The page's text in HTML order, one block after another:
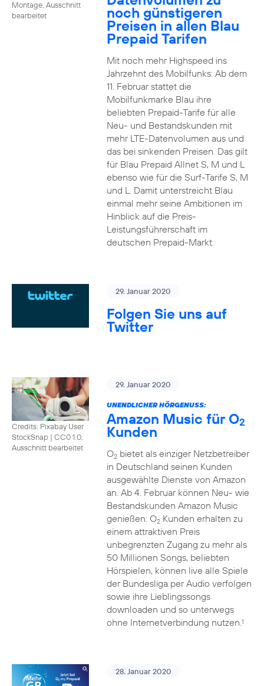
Montage, Ausschnitt
bearbeitet
noch günstigeren
Preisen in allen Blau
Prepaid Tarifen
Mit noch mehr Highspeed ins
Jahrzehnt des Mobilfunks: Ab dem
11. Februar stattet die
Mobilfunkmarke Blau ihre
beliebten Prepaid-Tarife für alle
Neu- und Bestandskunden mit
mehr LTE-Datenvolumen aus und
das bei sinkenden Preisen. Das gilt
für Blau Prepaid Allnet S, M und L
ebenso wie für die Surf-Tarife S, M
und L. Damit unterstreicht Blau
einmal mehr seine Ambitionen im
Hinblick auf die Preis-
Leistungsführerschaft im
deutschen Prepaid-Markt.
29. Januar 2020
Folgen Sie uns auf
Twitter
Credits: Pixabay User
StockSnap | CC0 1.0,
Ausschnitt bearbeitet
29. Januar 2020
UNENDLICHER HÖRGENUSS:
Amazon Music für O2
Kunden
O2bietet als einziger Netzbetreiber
in Deutschland seinen Kunden
ausgewählte Dienste von Amazon
an. Ab 4. Februar können Neu- wie
Bestandskunden Amazon Music
genießen: O2Kunden erhalten zu
einem attraktiven Preis
unbegrenzten Zugang zu mehr als
50 Millionen Songs, beliebten
Hörspielen, können live alle Spiele
der Bundesliga per Audio verfolgen
sowie ihre Lieblingssongs
downloaden und so unterwegs
ohne Internetverbindung nutzen.1
28. Januar 2020